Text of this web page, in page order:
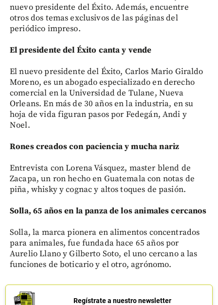
nuevo presidente del Éxito. Además, encuentre
otros dos temas exclusivos de las páginas del
periódico impreso.
El presidente del Éxito canta y vende
El nuevo presidente del Éxito, Carlos Mario Giraldo
Moreno, es un abogado especializado en derecho
comercial en la Universidad de Tulane, Nueva
Orleans. En más de 30 años en la industria, en su
hoja de vida figuran pasos por Fedegán, Andi y
Noel.
Rones creados con paciencia y mucha nariz
Entrevista con Lorena Vásquez, master blend de
Zacapa, un ron hecho en Guatemala con notas de
piña, whisky y cognac y altos toques de pasión.
Solla, 65 años en la panza de los animales cercanos
Solla, la marca pionera en alimentos concentrados
para animales, fue fundada hace 65 años por
Aurelio Llano y Gilberto Soto, el uno cercano a las
funciones de boticario y el otro, agrónomo.
Regístrate a nuestro newsletter